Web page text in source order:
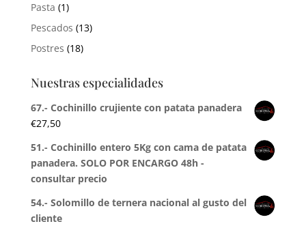
Pasta (1)
Pescados (13)
Postres (18)
Nuestras especialidades
67.- Cochinillo crujiente con patata panadera
€27,50
51.- Cochinillo entero 5Kg con cama de patata
panadera. SOLO POR ENCARGO 48h -
consultar precio
54.- Solomillo de ternera nacional al gusto del
cliente